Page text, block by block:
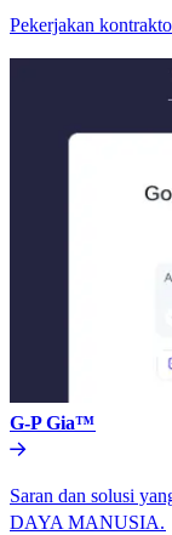
Pekerjakan
G-P Gia™​​
Saran dan solusi
DAYA MANUSIA.​​